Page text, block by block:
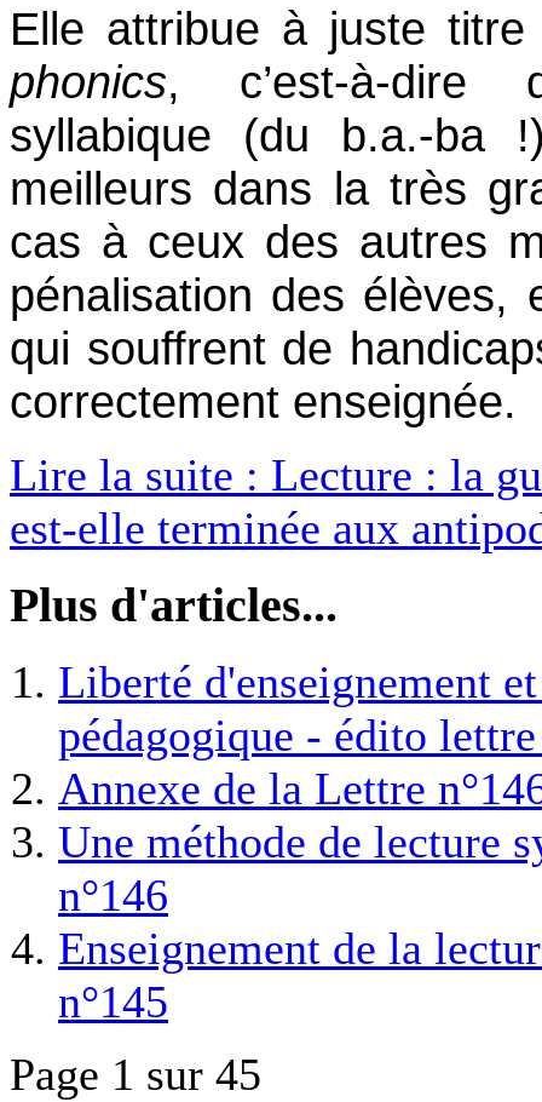
Elle attribue à juste
phonics, c’est-à-dire
syllabique (du b.a.-ba
meilleurs dans la très
cas à ceux des autres
pénalisation des élèves,
qui souffrent de
correctement enseignée.
Lire la suite : Lecture : la
est-elle terminée aux
Plus d'articles...
Liberté d'enseignement
pédagogique - édito
Annexe de la Lettre
Une méthode de lecture
n°146
Enseignement de la
n°145
Page 1 sur 45